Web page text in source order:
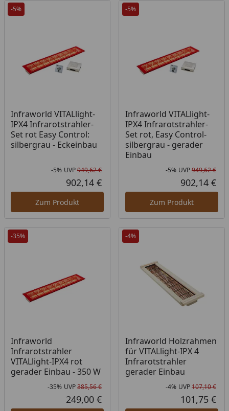
-5%
Infraworld VITALlight-
IPX4 Infrarotstrahler-
Set rot Easy Control:
silbergrau - Eckeinbau
Rabatt in Prozent
-5%
Ursprünglicher Preis
UVP949,62 €
Aktueller Preis
902,14 €
Zum Produkt
-5%
Infraworld VITALlight-
IPX4 Infrarotstrahler-
Set rot, Easy Control-
silbergrau - gerader
Einbau
-5% UVP949,62 €
902,14 €
Zum Produkt
-35%
Infraworld
Infrarotstrahler
VITALlight-IPX4 rot
gerader Einbau - 350 W
Rabatt in Prozent
-35%
Ursprünglicher Preis
UVP385,56 €
Aktueller Preis
249,00 €
-4%
Infraworld Holzrahmen
für VITALlight-IPX 4
Infrarotstrahler
gerader Einbau
-4% UVP107,10 €
101,75 €